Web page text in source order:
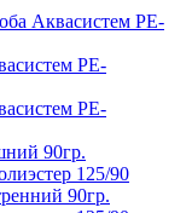
Аквасистем PE-
PE-
PE-
90гр.
125/90
90гр.